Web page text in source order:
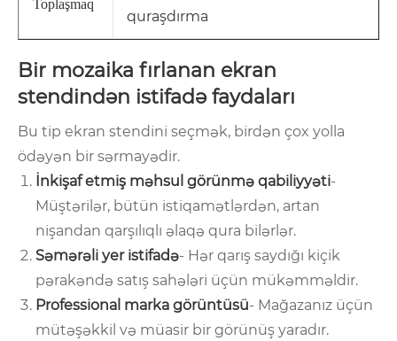
Toplaşmaq
quraşdırma
Bir mozaika fırlanan ekran
stendindən istifadə faydaları
Bu tip ekran stendini seçmək, birdən çox yolla
ödəyən bir sərmayədir.
İnkişaf etmiş məhsul görünmə qabiliyyəti-
Müştərilər, bütün istiqamətlərdən, artan
nişandan qarşılıqlı əlaqə qura bilərlər.
Səmərəli yer istifadə- Hər qarış saydığı kiçik
pərakəndə satış sahələri üçün mükəmməldir.
Professional marka görüntüsü- Mağazanız üçün
mütəşəkkil və müasir bir görünüş yaradır.